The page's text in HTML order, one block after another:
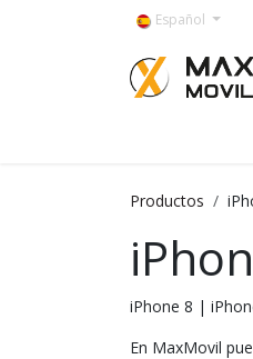
Español
Productos
iPhone 8 |
En MaxMovil